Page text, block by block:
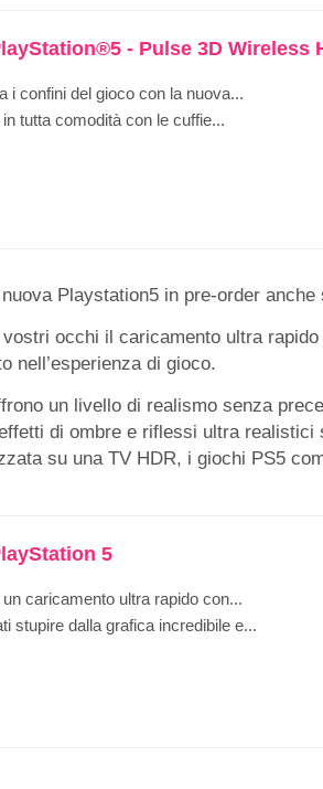
- Pulse 3D Wireless
i confini del gioco con la nuova...
tutta comodità con le cuffie...
Playstation5 in pre-order anche
occhi il caricamento ultra
nell’esperienza di gioco.
un livello di realismo senza
di ombre e riflessi ultra
su una TV HDR, i giochi PS5
5
caricamento ultra rapido con...
stupire dalla grafica incredibile e...